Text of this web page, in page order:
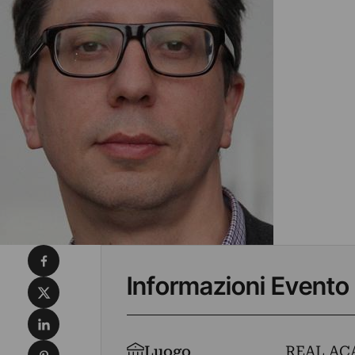
Informazioni Evento
Condividi su Facebook
Condividi su X
Condividi su LinkedIn
Condividi su Pinterest